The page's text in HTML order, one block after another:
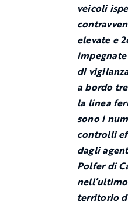
veicoli
elevate e
di
a bordo
la linea
sono i
controlli
dagli
Polfer di
territorio